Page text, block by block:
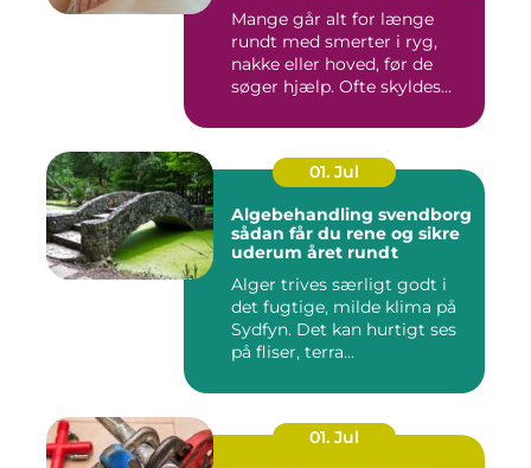
Mange går alt for længe
rundt med smerter i ryg,
nakke eller hoved, før de
søger hjælp. Ofte skyldes...
01. Jul
Algebehandling svendborg
sådan får du rene og sikre
uderum året rundt
Alger trives særligt godt i
det fugtige, milde klima på
Sydfyn. Det kan hurtigt ses
på fliser, terra...
01. Jul